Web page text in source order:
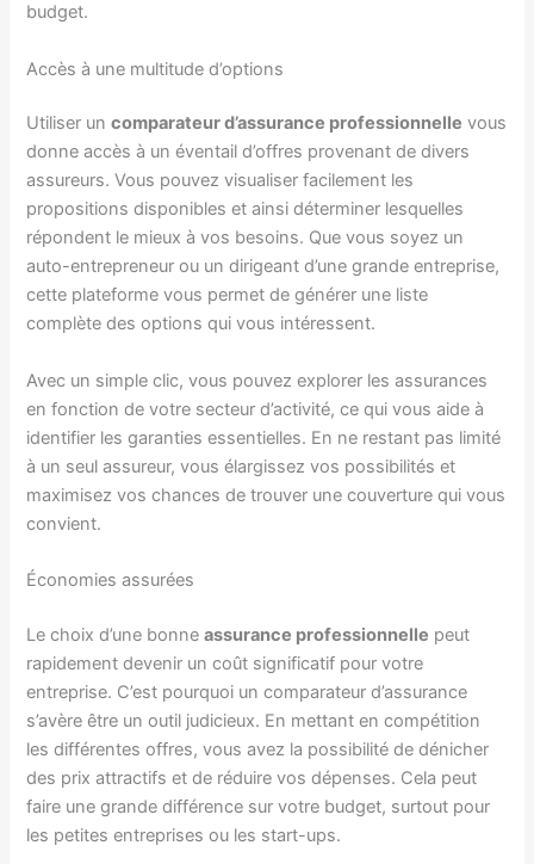
budget.
Accès à une multitude d’options
Utiliser uncomparateur d’assurance professionnelle vous
donne accès à un éventail d’offres provenant de divers
assureurs. Vous pouvez visualiser facilement les
propositions disponibles et ainsi déterminer lesquelles
répondent le mieux à vos besoins. Que vous soyez un
auto-entrepreneur ou un dirigeant d’une grande entreprise,
cette plateforme vous permet de générer une liste
complète des options qui vous intéressent.
Avec un simple clic, vous pouvez explorer les assurances
en fonction de votre secteur d’activité, ce qui vous aide à
identifier les garanties essentielles. En ne restant pas limité
à un seul assureur, vous élargissez vos possibilités et
maximisez vos chances de trouver une couverture qui vous
convient.
Économies assurées
Le choix d’une bonneassurance professionnelle peut
rapidement devenir un coût significatif pour votre
entreprise. C’est pourquoi un comparateur d’assurance
s’avère être un outil judicieux. En mettant en compétition
les différentes offres, vous avez la possibilité de dénicher
des prix attractifs et de réduire vos dépenses. Cela peut
faire une grande différence sur votre budget, surtout pour
les petites entreprises ou les start-ups.